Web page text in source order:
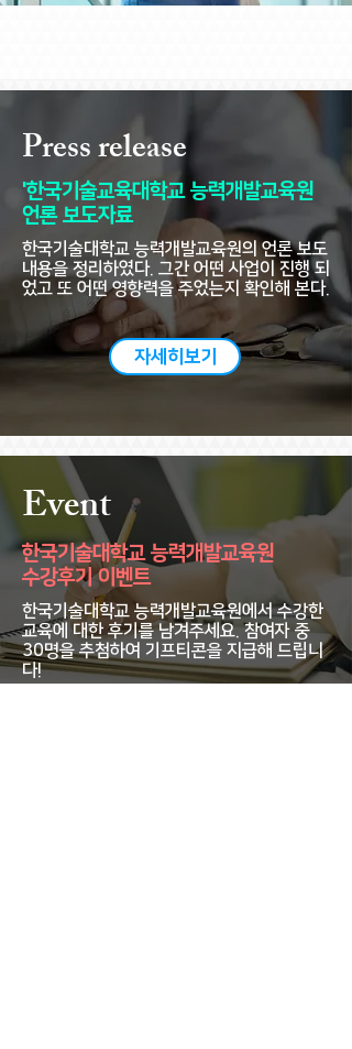
Press release
'한국기술교육대학교 능력개발교육원
언론 보도자료
한국기술대학교 능력개발교육원의 언론 보도
내용을 정리하였다. 그간 어떤 사업이 진행 되
었고 또 어떤 영향력을 주었는지 확인해 본다.
자세히보기
Event
한국기술대학교 능력개발교육원
수강후기 이벤트
한국기술대학교 능력개발교육원에서 수강한
교육에 대한 후기를 남겨주세요. 참여자 중
30명을 추첨하여 기프티콘을 지급해 드립니
다!